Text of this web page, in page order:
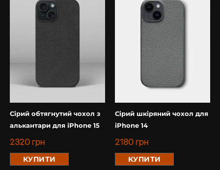
Сірий обтягнутий чохол з
алькантари для iPhone 15
2320 грн
КУПИТИ
Сірий шкіряний чохол для
iPhone 14
2180 грн
КУПИТИ